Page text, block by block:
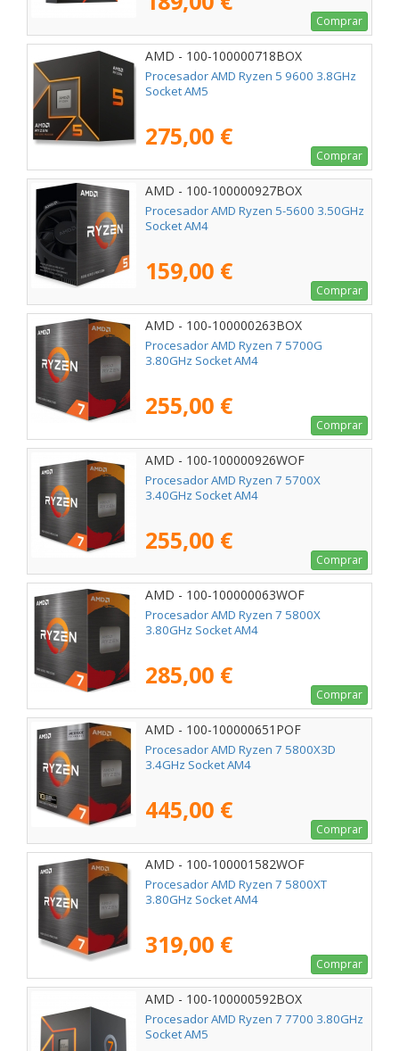
Comprar
AMD - 100-100000718BOX
Procesador AMD Ryzen 5 9600 3.8GHz
Socket AM5
275,00 €
Comprar
AMD - 100-100000927BOX
Procesador AMD Ryzen 5-5600 3.50GHz
Socket AM4
159,00 €
Comprar
AMD - 100-100000263BOX
Procesador AMD Ryzen 7 5700G
3.80GHz Socket AM4
255,00 €
Comprar
AMD - 100-100000926WOF
Procesador AMD Ryzen 7 5700X
3.40GHz Socket AM4
255,00 €
Comprar
AMD - 100-100000063WOF
Procesador AMD Ryzen 7 5800X
3.80GHz Socket AM4
285,00 €
Comprar
AMD - 100-100000651POF
Procesador AMD Ryzen 7 5800X3D
3.4GHz Socket AM4
445,00 €
Comprar
AMD - 100-100001582WOF
Procesador AMD Ryzen 7 5800XT
3.80GHz Socket AM4
319,00 €
Comprar
AMD - 100-100000592BOX
Procesador AMD Ryzen 7 7700 3.80GHz
Socket AM5